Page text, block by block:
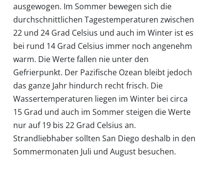
Wann
wohin?
Suche
ausgewogen. Im Sommer bewegen sich die
durchschnittlichen Tagestemperaturen zwischen
22 und 24 Grad Celsius und auch im Winter ist es
bei rund 14 Grad Celsius immer noch angenehm
warm. Die Werte fallen nie unter den
Gefrierpunkt. Der Pazifische Ozean bleibt jedoch
das ganze Jahr hindurch recht frisch. Die
Wassertemperaturen liegen im Winter bei circa
15 Grad und auch im Sommer steigen die Werte
nur auf 19 bis 22 Grad Celsius an.
Strandliebhaber sollten San Diego deshalb in den
Sommermonaten Juli und August besuchen.